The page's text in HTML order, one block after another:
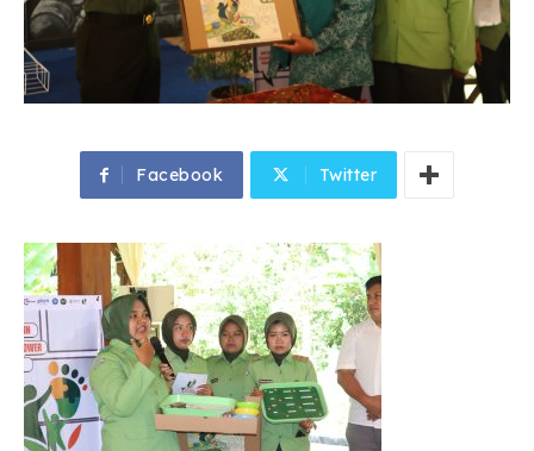
Facebook Twitter